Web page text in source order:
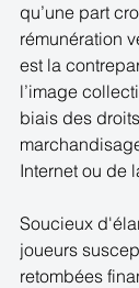
qu’une part
rémunération
est la
l’image
biais des
Internet ou de
Soucieux
joueurs
retombées